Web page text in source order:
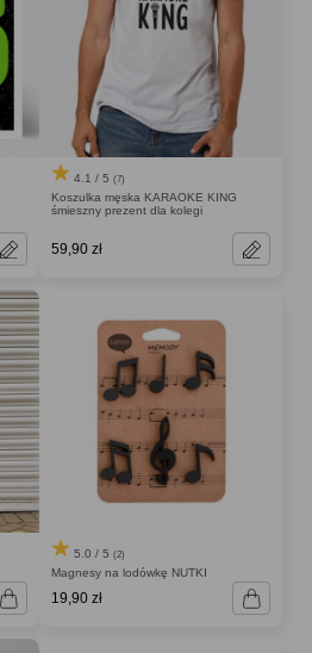
4.1 / 5 (7)
Koszulka męska KARAOKE KING
śmieszny prezent dla kolegi
59,90 zł
5.0 / 5 (2)
Magnesy na lodówkę NUTKI
19,90 zł